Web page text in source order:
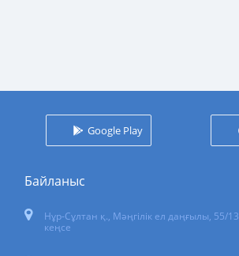
Google Play
Байланыс
Нұр-Сұлтан қ., Мәңгілік ел даңғылы, 55/13
кеңсе